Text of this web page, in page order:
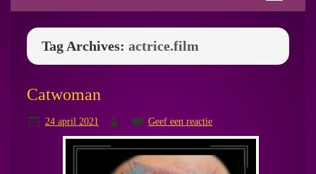
Tag Archives: actrice.film
Catwoman
24 april 2021 Geef een reactie